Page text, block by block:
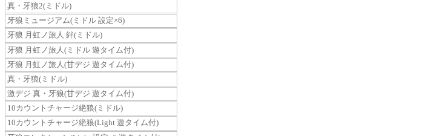
真・牙狼2(ミドル)
牙狼ミュージアム(ミドル 設定×6)
牙狼 月虹ノ旅人 絆(ミドル)
牙狼 月虹ノ旅人(ミドル 遊タイム付)
牙狼 月虹ノ旅人(甘デジ 遊タイム付)
真・牙狼(ミドル)
激デジ 真・牙狼(甘デジ 遊タイム付)
10カウントチャージ絶狼(ミドル)
10カウントチャージ絶狼(Light 遊タイム付)